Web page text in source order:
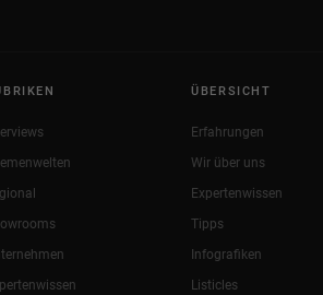
ÜBERSICHT
Erfahrungen
Wir über uns
Expertenwissen
Tipps
Infografiken
Listicles